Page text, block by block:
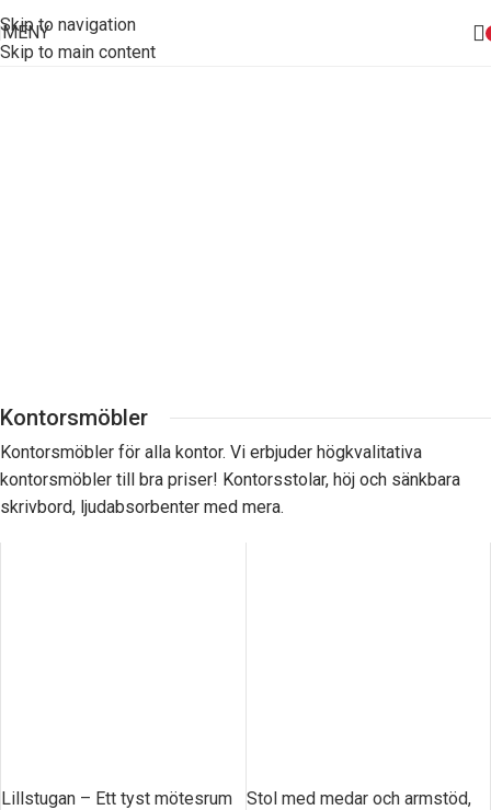
Skip to navigation
Skip to main content
MENY
Kontorsmöbler
Kontorsmöbler för alla kontor. Vi erbjuder högkvalitativa
kontorsmöbler till bra priser! Kontorsstolar, höj och sänkbara
skrivbord, ljudabsorbenter med mera.
Lillstugan – Ett tyst mötesrum
Stol med medar och armstöd,